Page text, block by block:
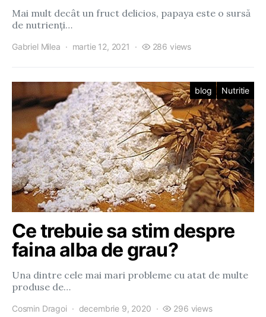
Mai mult decât un fruct delicios, papaya este o sursă
de nutrienți…
Gabriel Milea martie 12, 2021 286 views
blog Nutritie
Ce trebuie sa stim despre
faina alba de grau?
Una dintre cele mai mari probleme cu atat de multe
produse de…
Cosmin Dragoi decembrie 9, 2020 296 views